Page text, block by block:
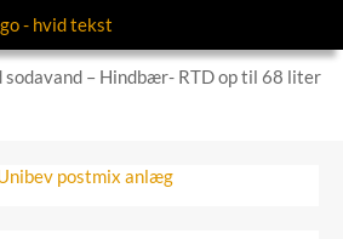
sodavand – Hindbær- RTD op til 68 liter